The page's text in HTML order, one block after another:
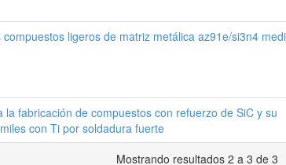
ligeros de matriz metálica az91e/si3n4
la fabricación de compuestos con refuerzo de SiC y su
con Ti por soldadura fuerte
Mostrando resultados 2 a 3 de 3